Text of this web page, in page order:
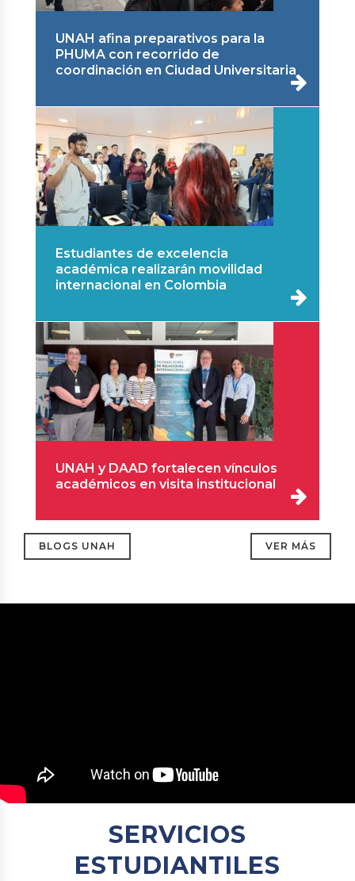
UNAH afina preparativos para la
PHUMA con recorrido de
coordinación en Ciudad Universitaria
Estudiantes de excelencia
académica realizarán movilidad
internacional en Colombia
UNAH y DAAD fortalecen vínculos
académicos en visita institucional
BLOGS UNAH VER MÁS
SERVICIOS
ESTUDIANTILES